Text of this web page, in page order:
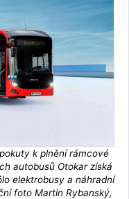
k plnění rámcové
autobusů Otokar získá
elektrobusy a náhradní
foto Martin Rybanský,